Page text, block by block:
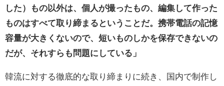
した）もの以外は、個人が撮ったもの、編集して作った
ものはすべて取り締まるということだ。携帯電話の記憶
容量が大きくないので、短いものしかを保存できないの
だが、それすらも問題にしている」
韓流に対する徹底的な取り締まりに続き、国内で制作し